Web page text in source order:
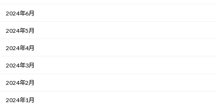
2024年6月
2024年5月
2024年4月
2024年3月
2024年2月
2024年1月